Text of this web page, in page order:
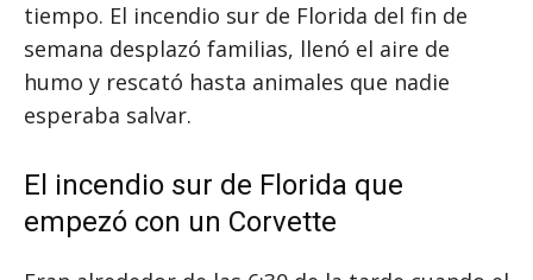
tiempo. El incendio sur de Florida del fin de
semana desplazó familias, llenó el aire de
humo y rescató hasta animales que nadie
esperaba salvar.
El incendio sur de Florida que
empezó con un Corvette